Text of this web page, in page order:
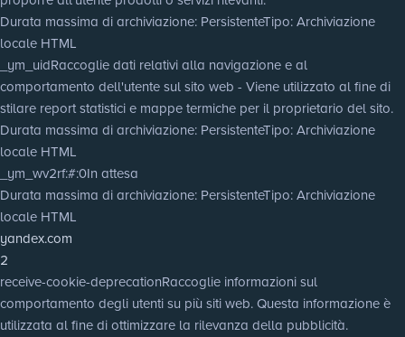
Durata massima di archiviazione: PersistenteTipo: Archiviazione
locale HTML
_ym_uidRaccoglie dati relativi alla navigazione e al
comportamento dell'utente sul sito web - Viene utilizzato al fine di
stilare report statistici e mappe termiche per il proprietario del sito.
Durata massima di archiviazione: PersistenteTipo: Archiviazione
locale HTML
_ym_wv2rf:#:0In attesa
Durata massima di archiviazione: PersistenteTipo: Archiviazione
locale HTML
yandex.com
2
receive-cookie-deprecationRaccoglie informazioni sul
comportamento degli utenti su più siti web. Questa informazione è
utilizzata al fine di ottimizzare la rilevanza della pubblicità.